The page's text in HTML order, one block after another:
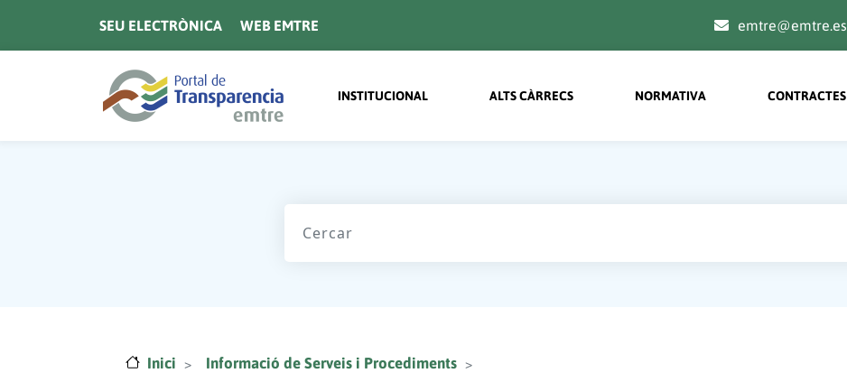
SEU ELECTRÒNICA WEB EMTRE emtre@emtre.es
Navegacion menu principal
INSTITUCIONAL ALTS CÀRRECS NORMATIVA CONTRACTES
Inici Informació de Serveis i Procediments